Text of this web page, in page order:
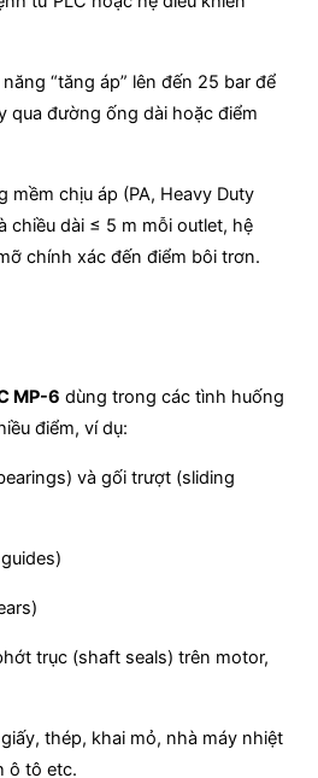
“tăng áp” lên đến 25 bar để
qua đường ống dài hoặc điểm
mềm chịu áp (PA, Heavy Duty
chiều dài ≤ 5 m mỗi outlet, hệ
chính xác đến điểm bôi trơn.
MP-6 dùng trong các tình huống
điểm, ví dụ:
và gối trượt (sliding
trục (shaft seals) trên motor,
thép, khai mỏ, nhà máy nhiệt
ô tô etc.